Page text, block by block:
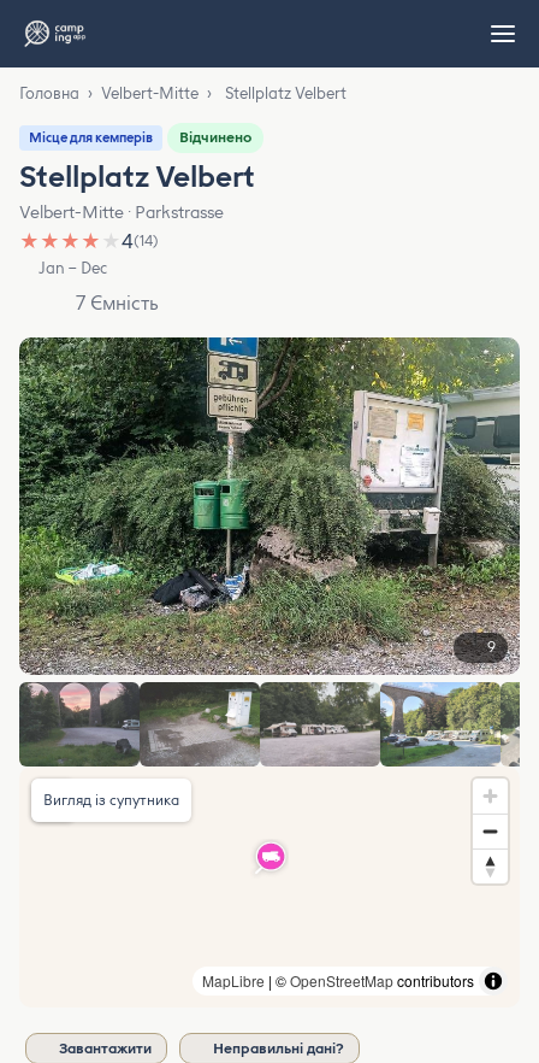
Головна › Velbert-Mitte › Stellplatz Velbert
Місце для кемперів Відчинено
Stellplatz Velbert
Velbert-Mitte · Parkstrasse
★ ★ ★ ★ ★4(14)
Jan – Dec
7 Ємність
9
MapLibre | ©OpenStreetMapcontributors
Вигляд із супутника
Завантажити Неправильні дані?